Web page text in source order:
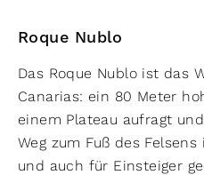
Roque Nublo
Das Roque Nublo ist das
Canarias: ein 80 Meter
einem Plateau aufragt
Weg zum Fuß des
und auch für Einsteiger